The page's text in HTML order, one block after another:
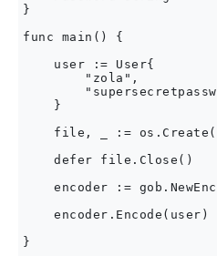
}
func main() {
    user := User{
        "zola",
    }
file, _ :=
    defer file.Close()
encoder :=
    encoder.Encode(user)